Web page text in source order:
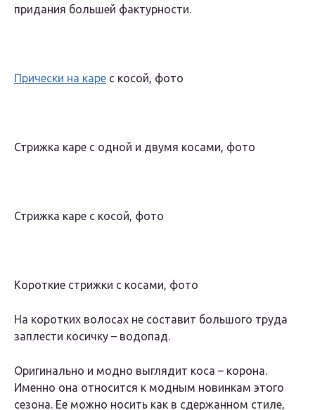
придания большей фактурности.
Прически на каре с косой, фото
Стрижка каре с одной и двумя косами, фото
Стрижка каре с косой, фото
Короткие стрижки с косами, фото
На коротких волосах не составит большого труда
заплести косичку – водопад.
Оригинально и модно выглядит коса – корона.
Именно она относится к модным новинкам этого
сезона. Ее можно носить как в сдержанном стиле,